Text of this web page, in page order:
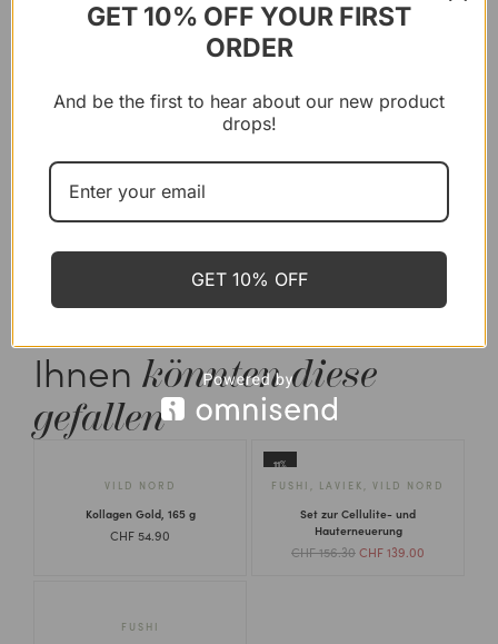
Wänn bruuche
für ein verbessertes
Wohlbefinden suchen.
Ihnen könnten diese
gefallen
Kollagen Gold, 165 g
CHF 54.90
VILD NORD
11%
Set zur Cellulite- und
Hauterneuerung
CHF156.30 CHF 139.00
FUSHI LAVIEK VILD NORD
FUSHI
GET 10% OFF YOUR FIRST
ORDER
And be the first to hear about our new product
drops!
GET 10% OFF